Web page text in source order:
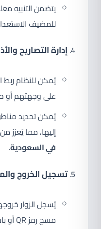
يتضمن التنبيه
للمضيف
إدارة التصاريح
يُمكن للنظام ربط
على وجهتهم أو
يُمكن تحديد
إليها، مما يُعزز من
في السعودية.
تسجيل الخروج
يُسجل الزوار
مسح رمز QR أو باستخدام كشك الخدمة الذاتية.